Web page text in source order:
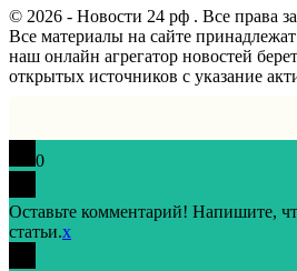
© 2026 - Новости 24 рф . Все права
Все материалы на сайте
наш онлайн агрегатор новостей
открытых источников с указание
0
Оставьте комментарий! Напишите,
статьи.x